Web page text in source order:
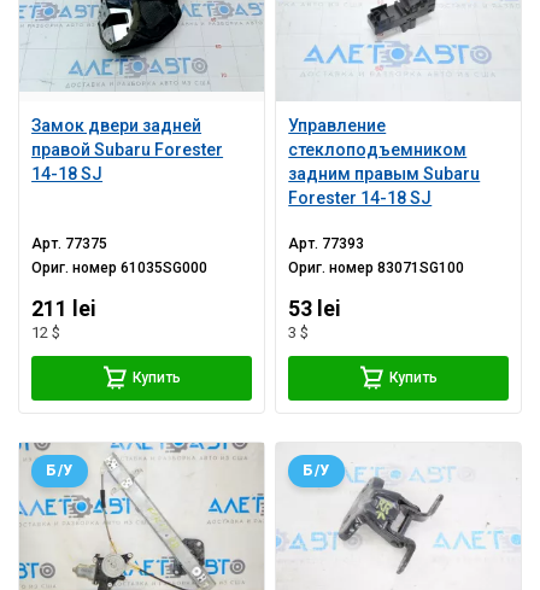
Замок двери задней
правой Subaru Forester
14-18 SJ
Арт. 77375
Ориг. номер61035SG000
211 lei
12 $
Купить
Управление
стеклоподъемником
задним правым Subaru
Forester 14-18 SJ
Арт. 77393
Ориг. номер83071SG100
53 lei
3 $
Купить
Б/У Б/У